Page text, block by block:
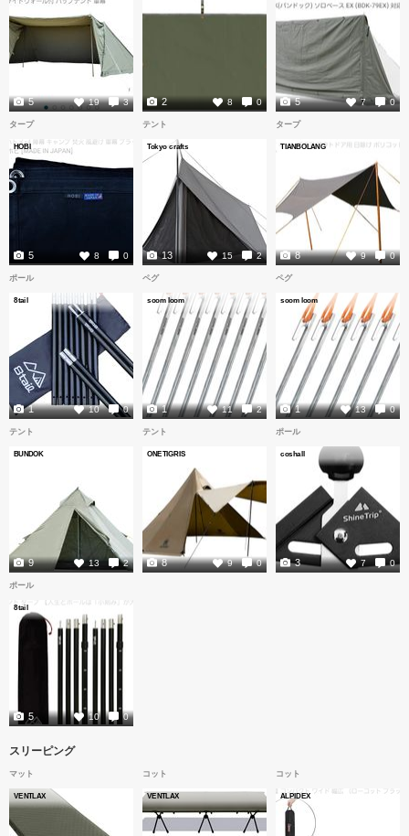
19 3
5 8 0
2 7 0
5
タープ
HOBI
8 0
5
テント
Tokyo crafts
15 2
13
タープ
TIANBOLANG
9 0
8
ポール
8tail
10 0
1
ペグ
soom loom
11 2
1
ペグ
soom loom
13 0
1
テント
BUNDOK
13 2
9
テント
ONETIGRIS
9 0
8
ポール
coshall
7 0
3
ポール
8tail
10 0
5
スリーピング
マット
VENTLAX
コット
VENTLAX
コット
ALPIDEX